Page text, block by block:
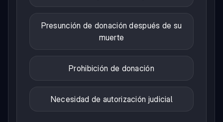
Presunción de donación después de su
muerte
Prohibición de donación
Necesidad de autorización judicial